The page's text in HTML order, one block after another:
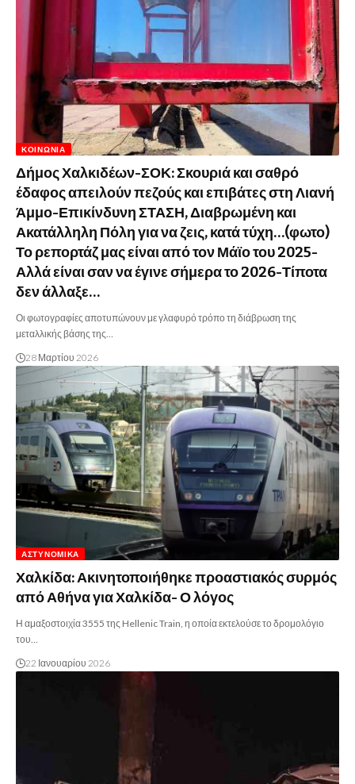
ΚΟΙΝΩΝΊΑ
Δήμος Χαλκιδέων-ΣΟΚ: Σκουριά και σαθρό
έδαφος απειλούν πεζούς και επιβάτες στη Λιανή
Άμμο-Επικίνδυνη ΣΤΑΣΗ, Διαβρωμένη και
Ακατάλληλη Πόλη για να ζεις, κατά τύχη…(φωτο)
Το ρεπορτάζ μας είναι από τον Μάϊο του 2025-
Αλλά είναι σαν να έγινε σήμερα το 2026-Τίποτα
δεν άλλαξε…
Οι φωτογραφίες αποτυπώνουν με γλαφυρό τρόπο τη διάβρωση της
μεταλλικής βάσης της…
28 Μαρτίου 2026
ΑΣΤΥΝΟΜΙΚΆ
Χαλκίδα: Ακινητοποιήθηκε προαστιακός συρμός
από Αθήνα για Χαλκίδα- Ο λόγος
Η αμαξοστοιχία 3555 της Hellenic Train, η οποία εκτελούσε το δρομολόγιο
του…
22 Ιανουαρίου 2026